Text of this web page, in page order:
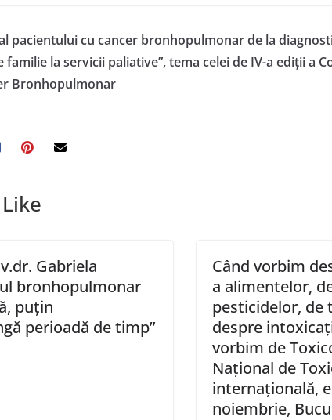
pacientului cu cancer bronhopulmonar de la
la servicii paliative”, tema celei de IV-a ediții a
Bronhopulmonar
Gabriela
bronhopulmonar
puțin
perioadă de timp”
Când vorbim
a alimentelor,
pesticidelor, de
despre
vorbim de
Național de
internațională,
noiembrie,